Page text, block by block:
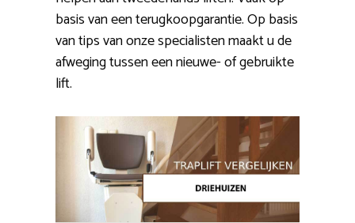
basis van een terugkoopgarantie. Op basis
van tips van onze specialisten maakt u de
afweging tussen een nieuwe- of gebruikte
lift.